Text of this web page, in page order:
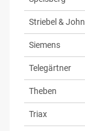
Striebel & John
Siemens
Telegärtner
Theben
Triax